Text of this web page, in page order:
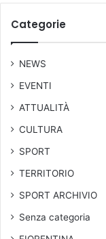
Categorie
NEWS
EVENTI
ATTUALITÀ
CULTURA
SPORT
TERRITORIO
SPORT ARCHIVIO
Senza categoria